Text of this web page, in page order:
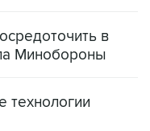
в
Минобороны
технологии